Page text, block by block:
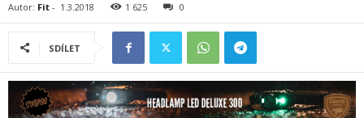
Autor: Fit - 1.3.2018 1 625 0
SDÍLET